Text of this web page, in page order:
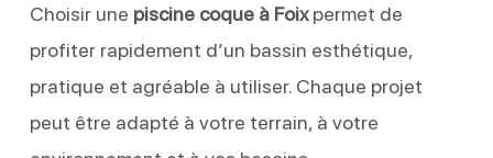
Choisir une piscine coque à Foixpermet de
profiter rapidement d’un bassin esthétique,
pratique et agréable à utiliser. Chaque projet
peut être adapté à votre terrain, à votre